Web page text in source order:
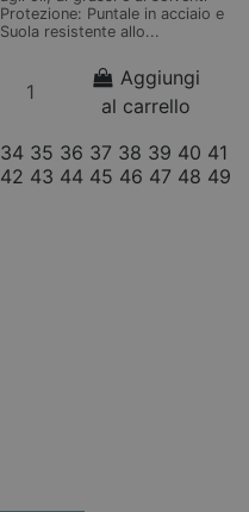
Protezione: Puntale in acciaio e
Suola resistente allo...
Aggiungi
al carrello
34 35 36 37 38 39 40 41
42 43 44 45 46 47 48 49